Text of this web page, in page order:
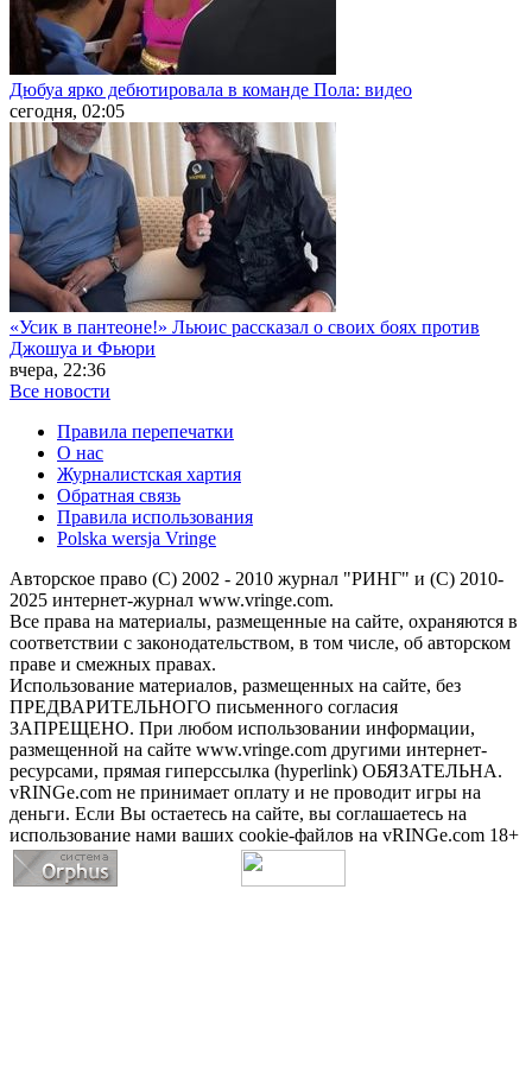
Дюбуа ярко дебютировала в команде Пола: видео
сегодня, 02:05
«Усик в пантеоне!» Льюис рассказал о своих боях против
Джошуа и Фьюри
вчера, 22:36
Все новости
Правила перепечатки
О нас
Журналистская хартия
Обратная связь
Правила использования
Polska wersja Vringe
Авторское право (С) 2002 - 2010 журнал "РИНГ" и (С) 2010-
2025 интернет-журнал www.vringe.com.
Все права на материалы, размещенные на сайте, охраняются в
соответствии с законодательством, в том числе, об авторском
праве и смежных правах.
Использование материалов, размещенных на сайте, без
ПРЕДВАРИТЕЛЬНОГО письменного согласия
ЗАПРЕЩЕНО. При любом использовании информации,
размещенной на сайте www.vringe.com другими интернет-
ресурсами, прямая гиперссылка (hyperlink) ОБЯЗАТЕЛЬНА.
vRINGe.com не принимает оплату и не проводит игры на
деньги. Если Вы остаетесь на сайте, вы соглашаетесь на
использование нами ваших cookie-файлов на vRINGe.com 18+